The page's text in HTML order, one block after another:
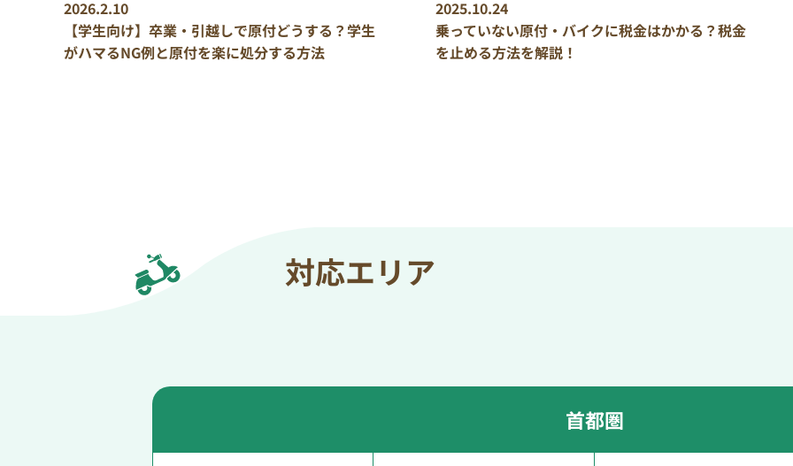
2026.2.10
【学生向け】卒業・引越しで原付どうする？学生
がハマるNG例と原付を楽に処分する方法
2025.10.24
乗っていない原付・バイクに税金はかかる？税金
を止める方法を解説！
対応エリア
首都圏